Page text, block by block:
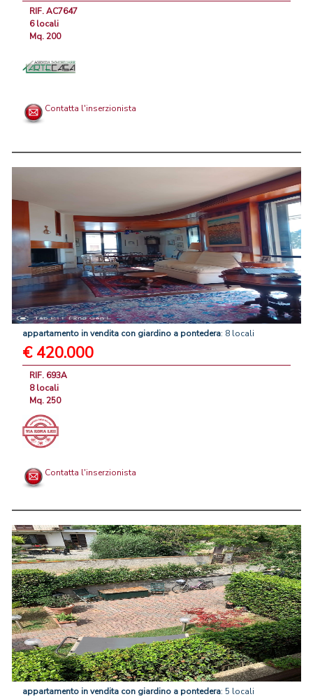
RIF. AC7647
6 locali
Mq. 200
Contatta l'inserzionista
appartamento invendita con giardino a pontedera: 8 locali
€ 420.000
RIF. 693A
8 locali
Mq. 250
Contatta l'inserzionista
appartamento invendita con giardino a pontedera: 5 locali